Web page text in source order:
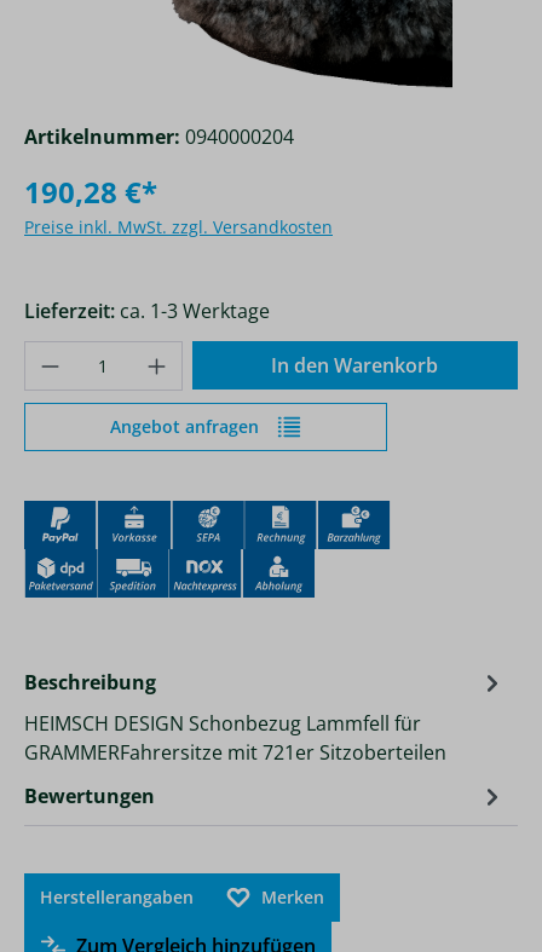
190,28 €*
Preise inkl. MwSt. zzgl. Versandkosten
Lieferzeit: ca. 1-3 Werktage
Artikelnummer: 0940000204
Produkt Anzahl: Gib den gewünschten
In den Warenkorb
Angebot anfragen
Beschreibung
HEIMSCH DESIGN Schonbezug Lammfell für
GRAMMERFahrersitze mit 721er Sitzoberteilen
Bewertungen
Herstellerangaben Merken
Zum Vergleich hinzufügen